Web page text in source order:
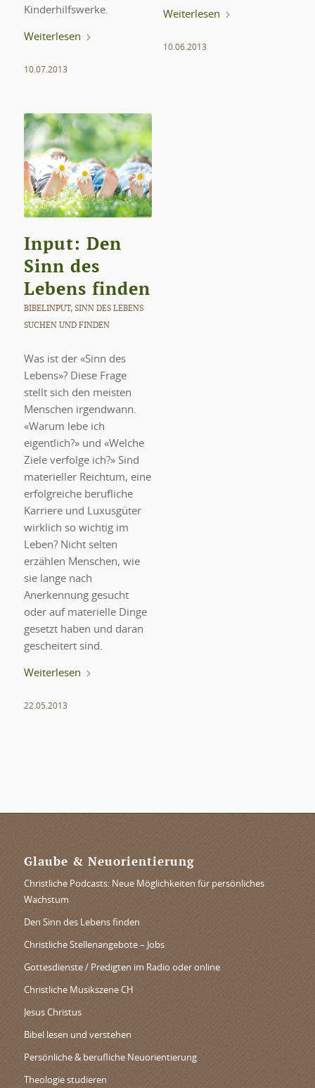
Kinderhilfswerke.
Weiterlesen
10.07.2013
Weiterlesen
10.06.2013
Input: Den
Sinn des
Lebens finden
BIBELINPUT, SINN DES LEBENS
SUCHEN UND FINDEN
Was ist der «Sinn des
Lebens»? Diese Frage
stellt sich den meisten
Menschen irgendwann.
«Warum lebe ich
eigentlich?» und «Welche
Ziele verfolge ich?» Sind
materieller Reichtum, eine
erfolgreiche berufliche
Karriere und Luxusgüter
wirklich so wichtig im
Leben? Nicht selten
erzählen Menschen, wie
sie lange nach
Anerkennung gesucht
oder auf materielle Dinge
gesetzt haben und daran
gescheitert sind.
Weiterlesen
22.05.2013
Glaube & Neuorientierung
Christliche Podcasts: Neue Möglichkeiten für persönliches
Wachstum
Den Sinn des Lebens finden
Christliche Stellenangebote – Jobs
Gottesdienste / Predigten im Radio oder online
Christliche Musikszene CH
Jesus Christus
Bibel lesen und verstehen
Persönliche & berufliche Neuorientierung
Theologie studieren